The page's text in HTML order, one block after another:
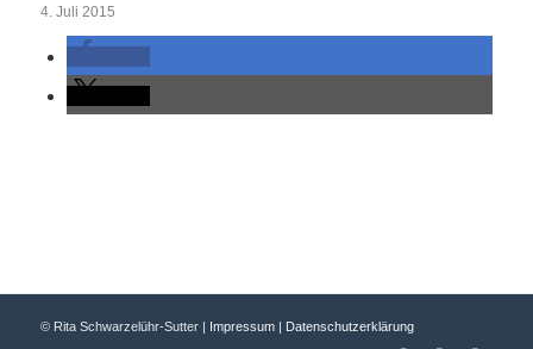
4. Juli 2015
© Rita Schwarzelühr-Sutter | Impressum| Datenschutzerklärung